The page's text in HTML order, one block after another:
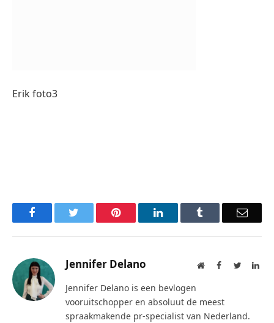
Erik foto3
Facebook Pinterest LinkedIn Email
Jennifer Delano WebsiteFacebook
Twitter
Jennifer Delano is een bevlogen
vooruitschopper en absoluut de meest
spraakmakende pr-specialist van Nederland.